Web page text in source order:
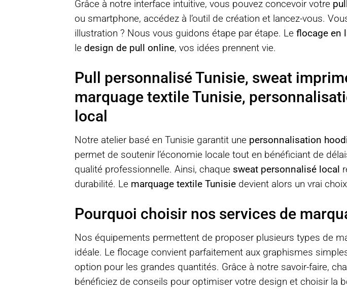
Grâce à notre interface intuitive, vous pouvez concevoir votre
ou smartphone, accédez à l’outil de création et lancez-vous.
illustration ? Nous vous guidons étape par étape. Le flocage en
le design de pull online, vos idées prennent vie.
Pull personnalisé Tunisie, sweat
marquage textile Tunisie,
local
Notre atelier basé en Tunisie garantit une personnalisation
permet de soutenir l’économie locale tout en bénéficiant de
qualité professionnelle. Ainsi, chaque sweat personnalisé local
durabilité. Le marquage textile Tunisie devient alors un vrai
Pourquoi choisir nos services de
Nos équipements permettent de proposer plusieurs types de
idéale. Le flocage convient parfaitement aux graphismes
option pour les grandes quantités. Grâce à notre savoir-faire,
bénéficiez de conseils pour optimiser votre design et choisir la